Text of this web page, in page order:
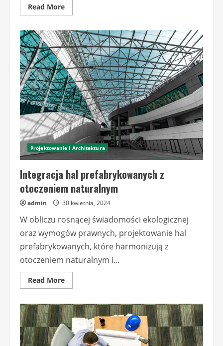
Read MoreRead
more
przepływu
pracy
w
projektach
hal
prefabrykowanych
Projektowanie i Architektura
Integracja hal prefabrykowanych z
otoczeniem naturalnym
admin 30 kwietnia, 2024
W obliczu rosnącej świadomości ekologicznej
oraz wymogów prawnych, projektowanie hal
prefabrykowanych, które harmonizują z
otoczeniem naturalnym i...
Read MoreRead
more
hal
prefabrykowanych
z
otoczeniem
naturalnym